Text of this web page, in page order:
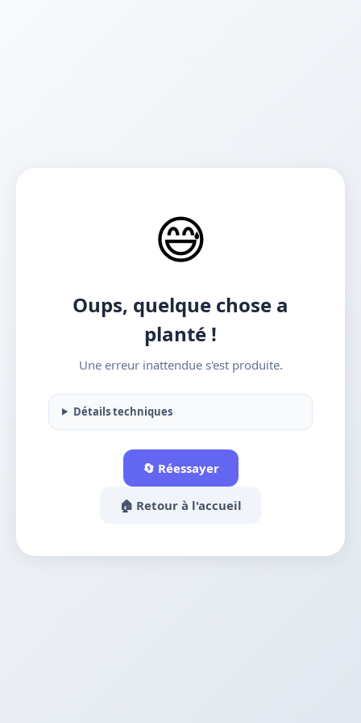
😅
Oups, quelque chose a
planté !
Une erreur inattendue s'est produite.
Détails techniques
🔄 Réessayer
🏠 Retour à l'accueil